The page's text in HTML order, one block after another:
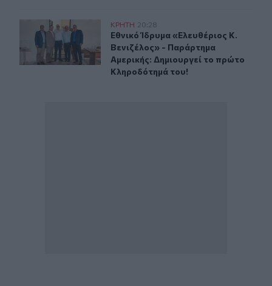
Εθνικό Ίδρυμα «Ελευθέριος Κ. Βενιζέλος» -
ΚΡΗΤΗ 20:28
Εθνικό Ίδρυμα «Ελευθέριος Κ.
Εθνικό Ίδρυμα «Ελευθέριος Κ.
Βενιζέλος» - Παράρτημα
Αμερικής: Δημιουργεί το πρώτο
Κληροδότημά του!